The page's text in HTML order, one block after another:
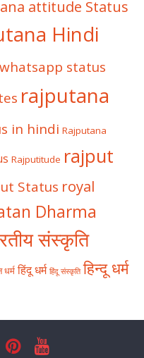
attitude Status
Hindi
status
rajputana
in hindi Rajputana
Rajputitude rajput
Status royal
Dharma
संस्कृति
धर्म हिंदू धर्म हिंदू संस्कृति हिन्दू धर्म